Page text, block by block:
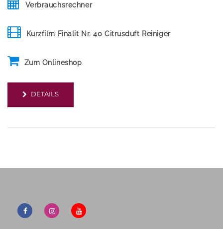
Verbrauchsrechner
Kurzfilm Finalit Nr. 40 Citrusduft Reiniger
Zum Onlineshop
DETAILS